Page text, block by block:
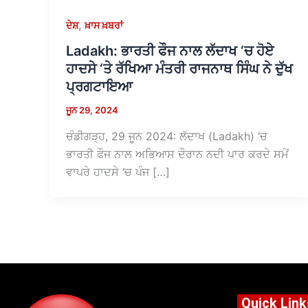
ਦੇਸ਼,ਖ਼ਾਸ ਖ਼ਬਰਾਂ
Ladakh: ਭਾਰਤੀ ਫੌਜ ਨਾਲ ਲੱਦਾਖ ‘ਚ ਹੋਏ
ਹਾਦਸੇ ‘ਤੇ ਰੱਖਿਆ ਮੰਤਰੀ ਰਾਜਨਾਥ ਸਿੰਘ ਨੇ ਦੁੱਖ
ਪ੍ਰਗਟਾਇਆ
ਜੂਨ 29, 2024
ਚੰਡੀਗੜ੍ਹ, 29 ਜੂਨ 2024: ਲੱਦਾਖ (Ladakh) ‘ਚ
ਭਾਰਤੀ ਫੌਜ ਨਾਲ ਅਭਿਆਸ ਦੌਰਾਨ ਨਦੀ ਪਾਰ ਕਰਦੇ ਸਮੇਂ
ਵਾਪਰੇ ਹਾਦਸੇ ‘ਚ ਪੰਜ […]
Quick